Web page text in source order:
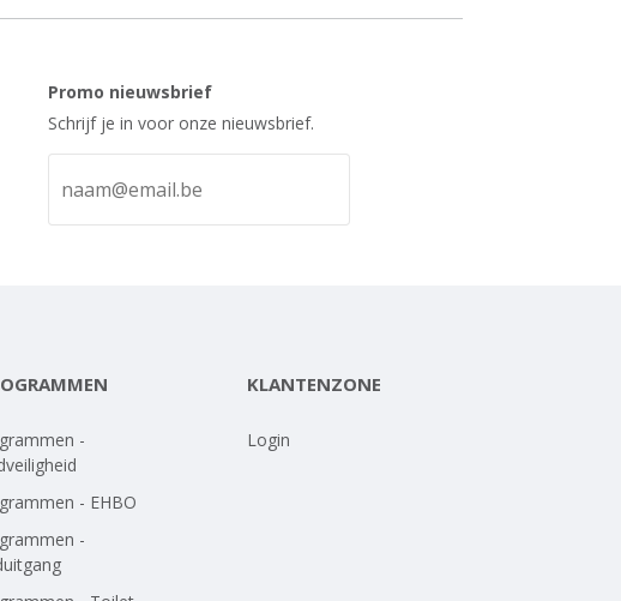
Promo nieuwsbrief
Schrijf je in voor onze nieuwsbrief.
-
- EHBO
-
KLANTENZONE
Login